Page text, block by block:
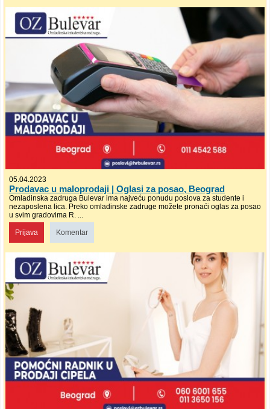
05.04.2023
Prodavac u maloprodaji | Oglasi za posao, Beograd
Omladinska zadruga Bulevar ima najveću ponudu poslova za studente i
nezaposlena lica. Preko omladinske zadruge možete pronaći oglas za posao
u svim gradovima R. ...
Prijava Komentar